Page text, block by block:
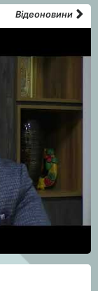
Відеоновини